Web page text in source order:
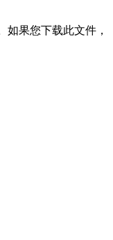
果您下载此文件，